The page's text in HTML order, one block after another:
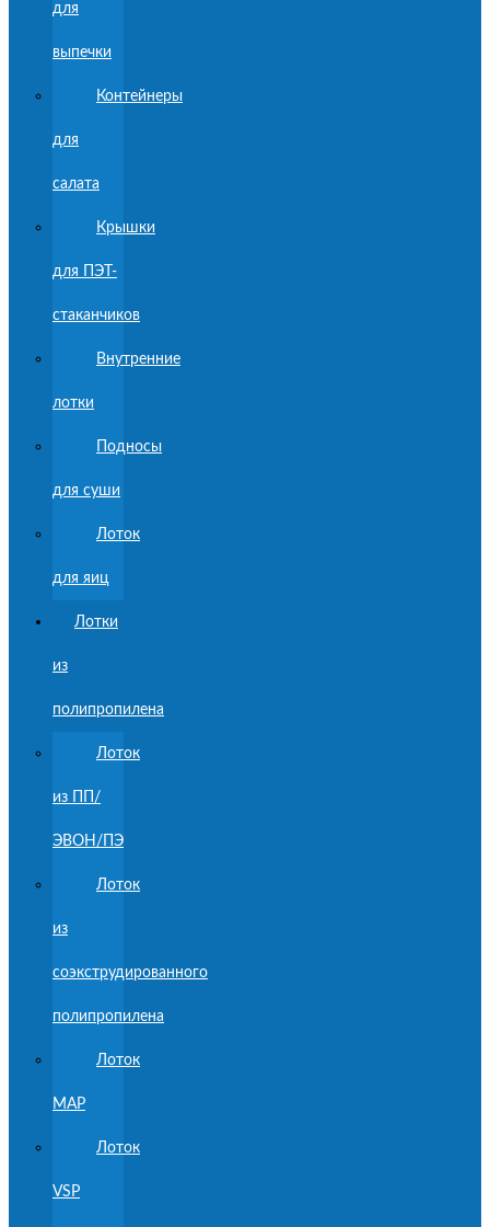
для
выпечки
Контейнеры
для
салата
Крышки
для ПЭТ-
стаканчиков
Внутренние
лотки
Подносы
для суши
Лоток
для яиц
Лотки
из
полипропилена
Лоток
из ПП/
ЭВОН/ПЭ
Лоток
из
соэкструдированного
полипропилена
Лоток
MAP
Лоток
VSP